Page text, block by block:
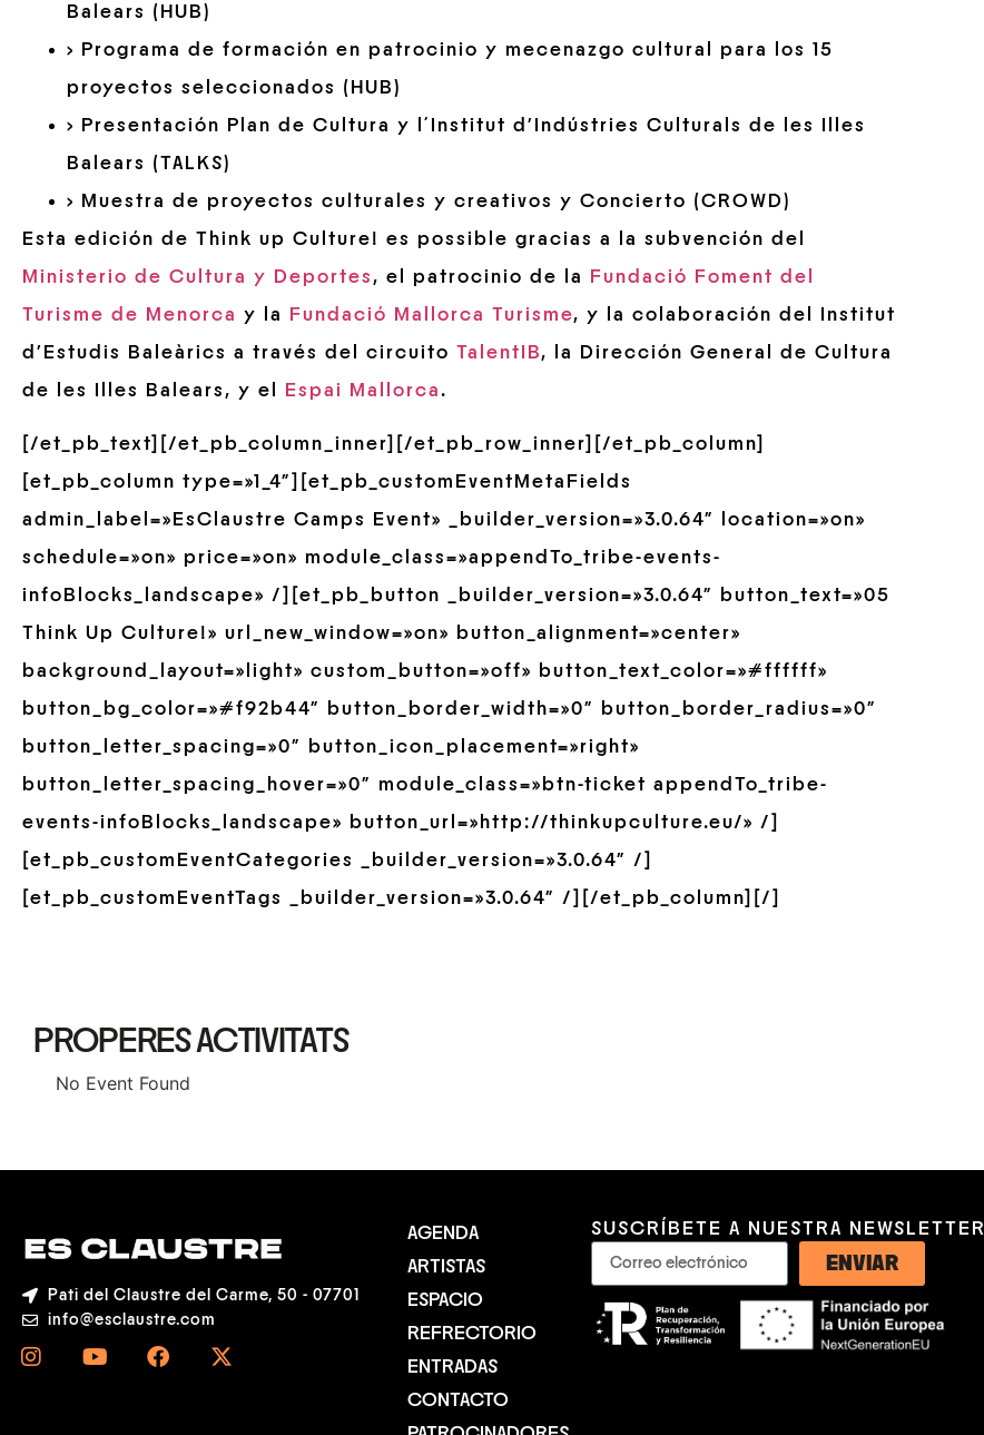
Balears (HUB)
> Programa de formación en patrocinio y mecenazgo cultural para los 15
proyectos seleccionados (HUB)
> Presentación Plan de Cultura y l´Institut d’Indústries Culturals de les Illes
Balears (TALKS)
> Muestra de proyectos culturales y creativos y Concierto (CROWD)
Esta edición de Think up Culture! es possible gracias a la subvención del
Ministerio de Cultura y Deportes , el patrocinio de la
Fundació Foment del
Turisme de Menorca y la Fundació Mallorca Turisme, y la colaboración del Institut
d’Estudis Baleàrics a través del circuito TalentIB, la Dirección General de Cultura
de les Illes Balears, y el
Espai Mallorca.
[/et_pb_text][/et_pb_column_inner][/et_pb_row_inner][/et_pb_column]
[et_pb_column type=»1_4″][et_pb_customEventMetaFields
admin_label=»EsClaustre Camps Event» _builder_version=»3.0.64″ location=»on»
schedule=»on» price=»on» module_class=»appendTo_tribe-events-
infoBlocks_landscape» /][et_pb_button _builder_version=»3.0.64″ button_text=»05
Think Up Culture!» url_new_window=»on» button_alignment=»center»
background_layout=»light» custom_button=»off» button_text_color=»#ffffff»
button_bg_color=»#f92b44″ button_border_width=»0″ button_border_radius=»0″
button_letter_spacing=»0″ button_icon_placement=»right»
button_letter_spacing_hover=»0″ module_class=»btn-ticket appendTo_tribe-
events-infoBlocks_landscape» button_url=»http://thinkupculture.eu/» /]
[et_pb_customEventCategories _builder_version=»3.0.64″ /]
[et_pb_customEventTags _builder_version=»3.0.64″ /][/et_pb_column][/]
PROPERES ACTIVITATS
No Event Found
Pati del Claustre del Carme, 50 - 07701
info@esclaustre.com
AGENDA
ARTISTAS
ESPACIO
REFRECTORIO
ENTRADAS
CONTACTO
SUSCRÍBETE A NUESTRA NEWSLETTER
ENVIAR